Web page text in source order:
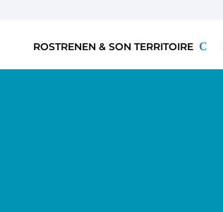
ROSTRENEN & SON TERRITOIRE